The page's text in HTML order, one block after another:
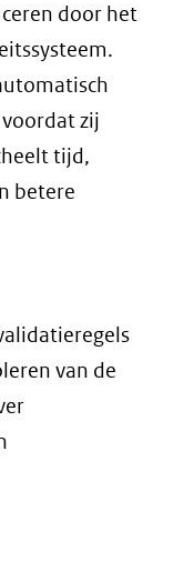
door het
zij
tijd,
betere
van de